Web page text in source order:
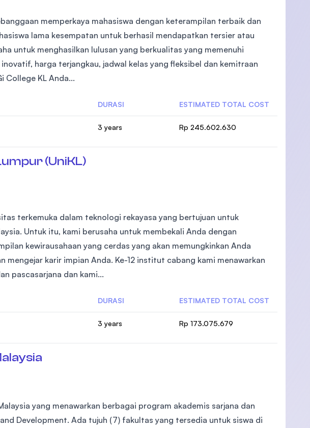
memperkaya mahasiswa dengan keterampilan terbaik dan
lama kesempatan untuk berhasil mendapatkan tersier atau
untuk menghasilkan lulusan yang berkualitas yang memenuhi
harga terjangkau, jadwal kelas yang fleksibel dan kemitraan
College KL Anda...
DURASI ESTIMATED TOTAL COST
3 years Rp 245.602.630
(UniKL)
terkemuka dalam teknologi rekayasa yang bertujuan untuk
Untuk itu, kami berusaha untuk membekali Anda dengan
kewirausahaan yang cerdas yang akan memungkinkan Anda
karir impian Anda. Ke-12 institut cabang kami menawarkan
pascasarjana dan kami...
DURASI ESTIMATED TOTAL COST
3 years Rp 173.075.679
yang menawarkan berbagai program akademis sarjana dan
Development. Ada tujuh (7) fakultas yang tersedia untuk siswa di